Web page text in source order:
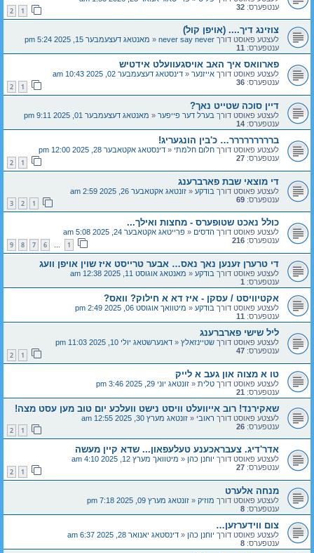
ענטפערס: 32
1
2
צוזינג דיך.... (אויפן קול)
לעצטע פאוסט דורך never say never
« מאנטאג דעצעמבער 15, 2025 5:24 pm
ענטפערס: 11
פארוואס איך האב אויסגעוועלט אידטיש
לעצטע פאוסט דורך אייזנער « דינסטאג דעצעמבער 02, 2025 10:43 am
ענטפערס: 36
1
2
דיין סוכה שטייט נאך?
לעצטע פאוסט דורך בערל דער פייפער « מאנטאג דעצעמבער 01, 2025 9:11 pm
ענטפערס: 14
בררררררררר… כ'בין הונגעריג!
לעצטע פאוסט דורך חלום חלמתי « דינסטאג אקטאבער 28, 2025 12:00 pm
ענטפערס: 27
1
2
די מוצאי שבת פארברענג
לעצטע פאוסט דורך בודקע « זונטאג אקטאבער 26, 2025 2:59 am
ענטפערס: 69
1
2
3
כולל נאכט שטופערס - מחצות ואילך...
לעצטע פאוסט דורך הדסים « פרייטאג אקטאבער 24, 2025 5:08 am
ענטפערס: 216
1
…
6
7
8
9
די טרערן זענען נאך נאס… אבער טרייסט איז שוין אויפן וועג
לעצטע פאוסט דורך בודקע « מאנטאג אוגוסט 11, 2025 12:38 am
ענטפערס: 1
אקטיוויסט / עסקן - איז דא א חילוק? וואס?
לעצטע פאוסט דורך בודקע « מיטוואך אוגוסט 06, 2025 2:49 pm
ענטפערס: 11
ליל שישי פארברענג
לעצטע פאוסט דורך שטיינזאלץ « דאנערשטאג יולי 10, 2025 11:03 pm
ענטפערס: 47
1
2
טו א מצוה און געב א לייק
לעצטע פאוסט דורך טלית « זונטאג יוני 29, 2025 3:46 pm
ענטפערס: 21
שאקירנד! רוב אייוועלט וויסט נישט וועלכע יום טוב מען עסט מצה!
לעצטע פאוסט דורך ראובי « זונטאג מערץ 30, 2025 12:55 am
ענטפערס: 26
1
2
אדר'דיג. צעבראכענע טעלעפאון... שדא קיין מעשה
לעצטע פאוסט דורך יוחנן כהן « מיטוואך מערץ 12, 2025 4:10 am
ענטפערס: 27
1
2
מנחה אלערט
לעצטע פאוסט דורך מוזיק « זונטאג מערץ 09, 2025 7:18 pm
ענטפערס: 8
צום ווידערזען…
לעצטע פאוסט דורך יוחנן כהן « דינסטאג יאנואר 28, 2025 6:37 am
ענטפערס: 8